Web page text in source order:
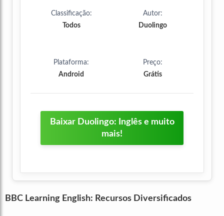
Classificação:
Todos
Autor:
Duolingo
Plataforma:
Android
Preço:
Grátis
Baixar Duolingo: Inglês e muito
mais!
BBC Learning English: Recursos Diversificados